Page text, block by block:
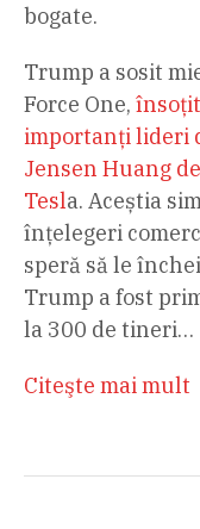
bogate.
Trump a sosit
Force One,
importanți lideri
Jensen Huang
Tesla. Aceștia
înțelegeri
speră să le
Trump a fost
la 300 de tineri…
Citeşte mai mult